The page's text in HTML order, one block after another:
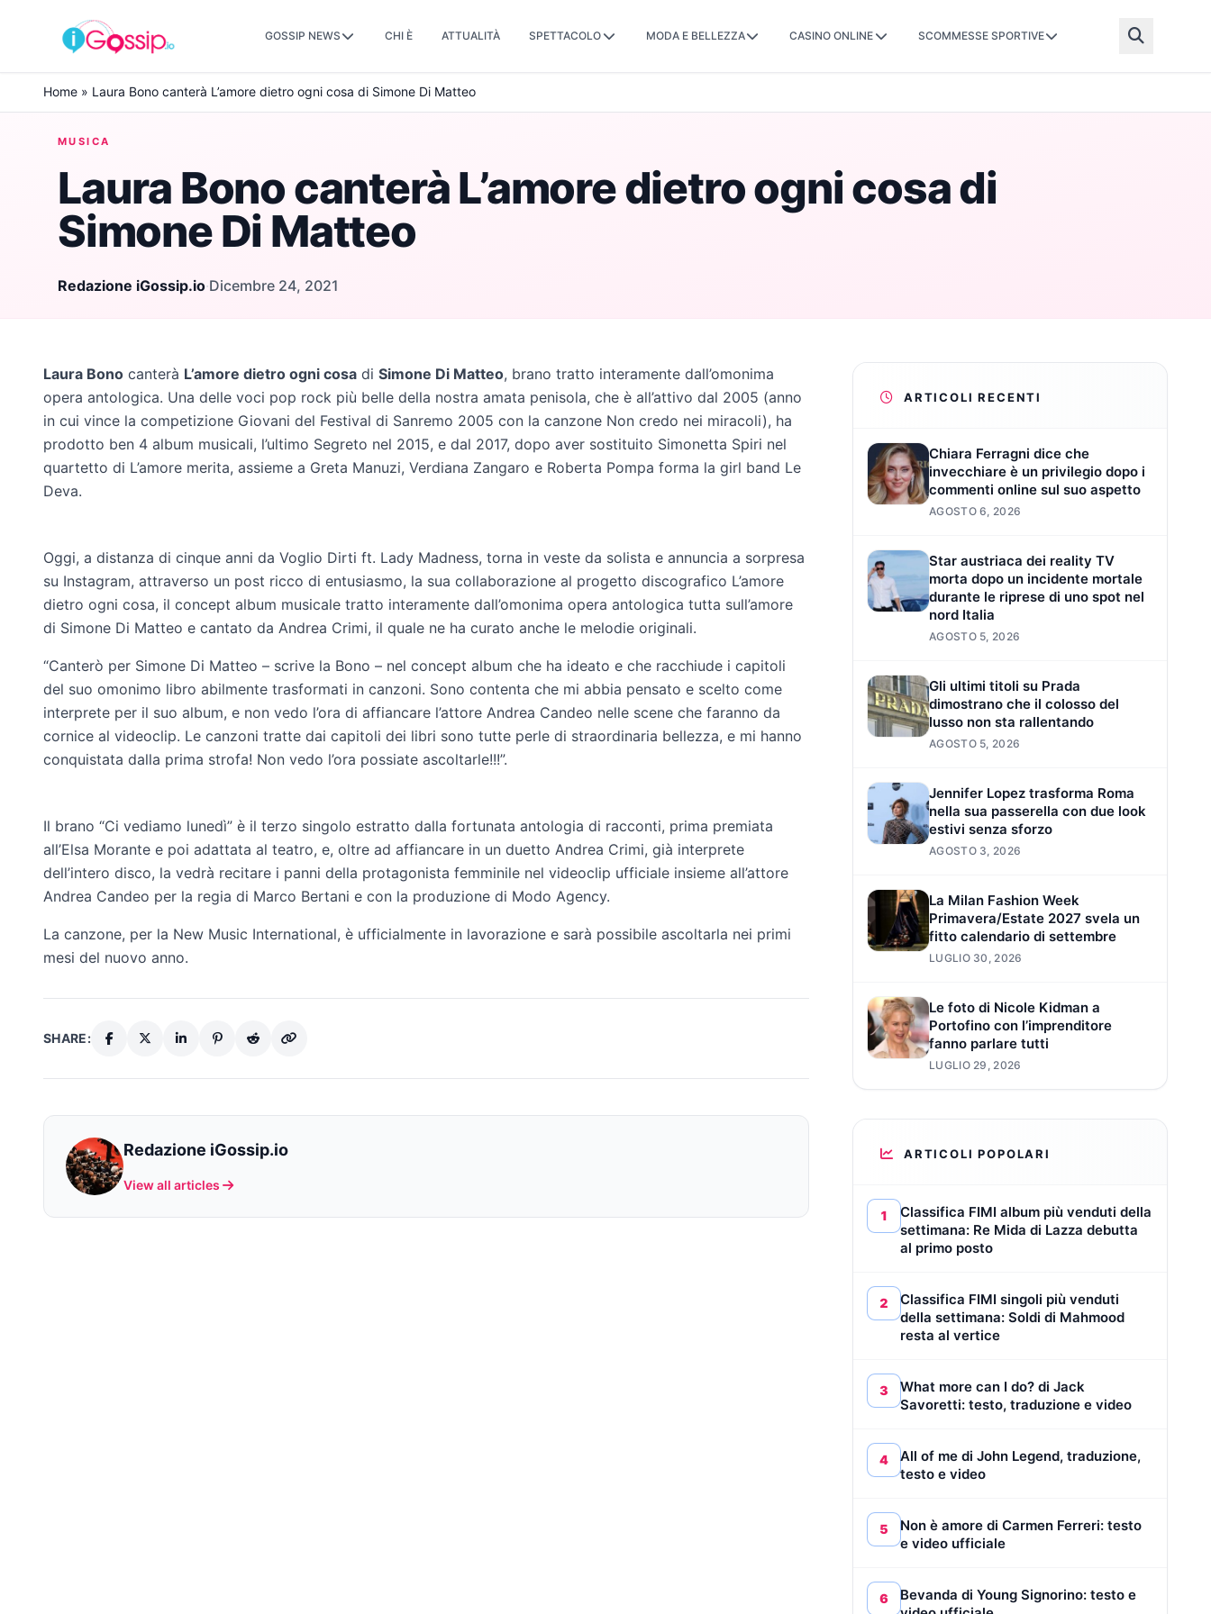
Skip to content
GOSSIP NEWS CHI È ATTUALITÀ SPETTACOLO MODA E BELLEZZA CASINO ONLINE SCOMMESSE SPORTIVE
Home » Laura Bono canterà L’amore dietro ogni cosa di Simone Di Matteo
MUSICA
Laura Bono canterà L’amore dietro ogni cosa di
Simone Di Matteo
Redazione iGossip.io·Dicembre 24, 2021
Laura Bono canterà L’amore dietro ogni cosa di Simone Di Matteo, brano tratto interamente dall’omonima
opera antologica. Una delle voci pop rock più belle della nostra amata penisola, che è all’attivo dal 2005 (anno
in cui vince la competizione Giovani del Festival di Sanremo 2005 con la canzone Non credo nei miracoli), ha
prodotto ben 4 album musicali, l’ultimo Segreto nel 2015, e dal 2017, dopo aver sostituito Simonetta Spiri nel
quartetto di L’amore merita, assieme a Greta Manuzi, Verdiana Zangaro e Roberta Pompa forma la girl band Le
Deva.
Oggi, a distanza di cinque anni da Voglio Dirti ft. Lady Madness, torna in veste da solista e annuncia a sorpresa
su Instagram, attraverso un post ricco di entusiasmo, la sua collaborazione al progetto discografico L’amore
dietro ogni cosa, il concept album musicale tratto interamente dall’omonima opera antologica tutta sull’amore
di Simone Di Matteo e cantato da Andrea Crimi, il quale ne ha curato anche le melodie originali.
“Canterò per Simone Di Matteo – scrive la Bono – nel concept album che ha ideato e che racchiude i capitoli
del suo omonimo libro abilmente trasformati in canzoni. Sono contenta che mi abbia pensato e scelto come
interprete per il suo album, e non vedo l’ora di affiancare l’attore Andrea Candeo nelle scene che faranno da
cornice al videoclip. Le canzoni tratte dai capitoli dei libri sono tutte perle di straordinaria bellezza, e mi hanno
conquistata dalla prima strofa! Non vedo l’ora possiate ascoltarle!!!”.
Il brano “Ci vediamo lunedì” è il terzo singolo estratto dalla fortunata antologia di racconti, prima premiata
all’Elsa Morante e poi adattata al teatro, e, oltre ad affiancare in un duetto Andrea Crimi, già interprete
dell’intero disco, la vedrà recitare i panni della protagonista femminile nel videoclip ufficiale insieme all’attore
Andrea Candeo per la regia di Marco Bertani e con la produzione di Modo Agency.
La canzone, per la New Music International, è ufficialmente in lavorazione e sarà possibile ascoltarla nei primi
mesi del nuovo anno.
SHARE:
Redazione iGossip.io
View all articles
ARTICOLI RECENTI
Chiara Ferragni dice che
invecchiare è un privilegio dopo i
commenti online sul suo aspetto
AGOSTO 6, 2026
Star austriaca dei reality TV
morta dopo un incidente mortale
durante le riprese di uno spot nel
nord Italia
AGOSTO 5, 2026
Gli ultimi titoli su Prada
dimostrano che il colosso del
lusso non sta rallentando
AGOSTO 5, 2026
Jennifer Lopez trasforma Roma
nella sua passerella con due look
estivi senza sforzo
AGOSTO 3, 2026
La Milan Fashion Week
Primavera/Estate 2027 svela un
fitto calendario di settembre
LUGLIO 30, 2026
Le foto di Nicole Kidman a
Portofino con l’imprenditore
fanno parlare tutti
LUGLIO 29, 2026
ARTICOLI POPOLARI
1
Classifica FIMI album più venduti della
settimana: Re Mida di Lazza debutta
al primo posto
2
Classifica FIMI singoli più venduti
della settimana: Soldi di Mahmood
resta al vertice
3
What more can I do? di Jack
Savoretti: testo, traduzione e video
4
All of me di John Legend, traduzione,
testo e video
5
Non è amore di Carmen Ferreri: testo
e video ufficiale
6
Bevanda di Young Signorino: testo e